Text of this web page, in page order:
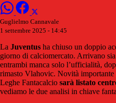
Guglielmo Cannavale
1 settembre 2025 - 14:45
La Juventus ha chiuso un doppio
giorno di calciomercato. Arrivano
entrambi manca solo l’ufficialità,
rimasto Vlahovic. Novità importante
Leghe Fantacalcio sarà listato
vediamo le due analisi in chiave